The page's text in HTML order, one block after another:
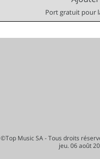
Port gratuit pour
©Top Music SA - Tous droits
jeu. 06 août